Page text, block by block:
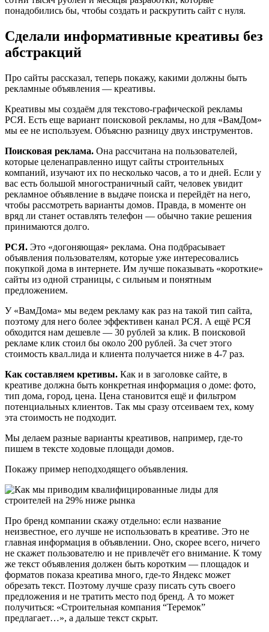
понадобились бы, чтобы создать и раскрутить сайт с нуля.
Сделали информативные креативы без
абстракций
Про сайты рассказал, теперь покажу, какими должны быть
рекламные объявления — креативы.
Креативы мы создаём для текстово-графической рекламы
РСЯ. Есть еще вариант поисковой рекламы, но для «ВамДом»
мы ее не используем. Объясню разницу двух инструментов.
Поисковая реклама. Она рассчитана на пользователей,
которые целенаправленно ищут сайты строительных
компаний, изучают их по несколько часов, а то и дней. Если у
вас есть большой многостраничный сайт, человек увидит
рекламное объявление в выдаче поиска и перейдёт на него,
чтобы рассмотреть варианты домов. Правда, в моменте он
вряд ли станет оставлять телефон — обычно такие решения
принимаются долго.
РСЯ. Это «догоняющая» реклама. Она подбрасывает
объявления пользователям, которые уже интересовались
покупкой дома в интернете. Им лучше показывать «короткие»
сайты из одной страницы, с сильным и понятным
предложением.
У «ВамДома» мы ведем рекламу как раз на такой тип сайта,
поэтому для него более эффективен канал РСЯ. А ещё РСЯ
обходится нам дешевле — 30 рублей за клик. В поисковой
рекламе клик стоил бы около 200 рублей. За счет этого
стоимость квал.лида и клиента получается ниже в 4-7 раз.
Как составляем кретивы. Как и в заголовке сайте, в
креативе должна быть конкретная информация о доме: фото,
тип дома, город, цена. Цена становится ещё и фильтром
потенциальных клиентов. Так мы сразу отсеиваем тех, кому
эта стоимость не подходит.
Мы делаем разные варианты креативов, например, где-то
пишем в тексте ходовые площади домов.
Покажу пример неподходящего объявления.
Про бренд компании скажу отдельно: если название
неизвестное, его лучше не использовать в креативе. Это не
главная информация в объявлении. Оно, скорее всего, ничего
не скажет пользователю и не привлечёт его внимание. К тому
же текст объявления должен быть коротким — площадок и
форматов показа креатива много, где-то Яндекс может
обрезать текст. Поэтому лучше сразу писать суть своего
предложения и не тратить место под бренд. А то может
получиться: «Строительная компания “Теремок”
предлагает…», а дальше текст скрыт.